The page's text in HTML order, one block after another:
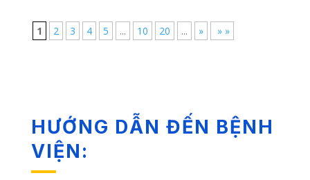
1 2 3 4 5 ... 10 20 ... » » »
HƯỚNG DẪN ĐẾN BỆNH
VIỆN: